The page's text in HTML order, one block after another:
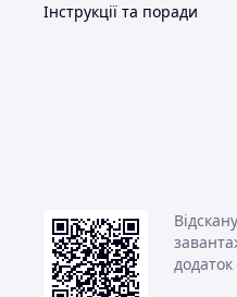
Інструкції та поради
додаток